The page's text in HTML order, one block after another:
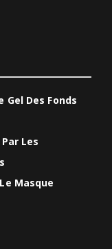
Gel Des Fonds
Les
Masque